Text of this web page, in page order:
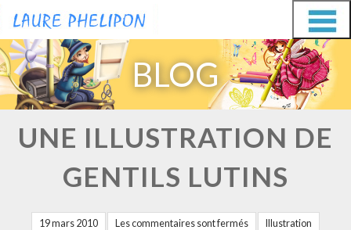
Aller
au
contenu
Aller
au
contenu
BLOG
UNE ILLUSTRATION DE
GENTILS LUTINS
19 mars 2010 Les commentaires sont fermés Illustration